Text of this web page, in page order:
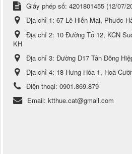
Giấy phép số: 4201801455 (12/07/
Địa chỉ 1: 67 Lê Hiến Mai, Phước
Địa chỉ 2: 10 Đường Tổ 12, KCN
KH
Địa chỉ 3: Đường D17 Tân Đông
Địa chỉ 4: 18 Hưng Hóa 1, Hoà
Điện thoại: 0901.869.879
Email: ktthue.cat@gmail.com